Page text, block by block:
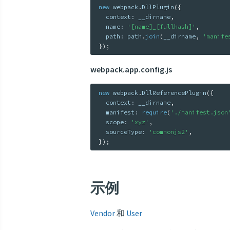
new webpack . DllPlugin ( {
  context
: __dirname ,
  name
: '[name]_[fullhash]' ,
  path
: path .join ( __dirname ,
} ) ;
webpack.app.config.js
new webpack . DllReferencePlugin ( {
  context
: __dirname ,
  manifest
: require( './manifest.json'
  scope
: 'xyz' ,
  sourceType
: 'commonjs2' ,
} ) ;
示例
Vendor和 User